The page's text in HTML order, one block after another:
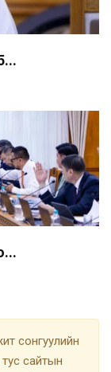
сонгуулийн
сайтын